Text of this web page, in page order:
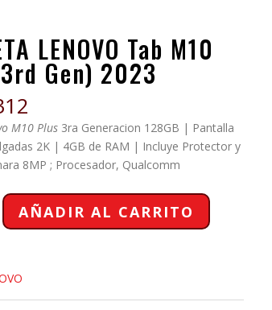
LENOVO Tab M10
Gen) 2023
M10 Plus 3ra Generacion 128GB | Pantalla
2K | 4GB de RAM | Incluye Protector y
8MP ; Procesador, Qualcomm
AÑADIR AL CARRITO